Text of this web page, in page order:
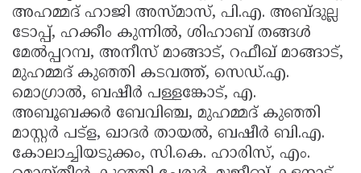
അഹമ്മദ് ഹാജി അസ്മാസ്, പി.എ. അബ്ദുല്ല
ടോപ്പ്, ഹക്കീം കുന്നിൽ, ശിഹാബ് തങ്ങൾ
മേൽപ്പറമ്പ, അനീസ് മാങ്ങാട്, റഫീഖ് മാങ്ങാട്,
മുഹമ്മദ് കുഞ്ഞി കടവത്ത്, സെഡ്.എ.
മൊഗ്രാൽ, ബഷീർ പള്ളങ്കോട്, എ.
അബൂബക്കർ ബേവിഞ്ച, മുഹമ്മദ് കുഞ്ഞി
മാസ്റ്റർ പട്ള, ഖാദർ തായൽ, ബഷീർ ബി.എ.
കോലാച്ചിയടുക്കം, സി.കെ. ഹാരിസ്, എം.